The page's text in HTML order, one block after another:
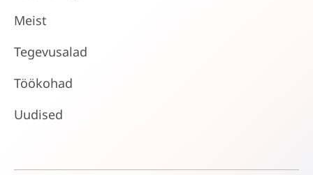
Meist
Tegevusalad
Töökohad
Uudised